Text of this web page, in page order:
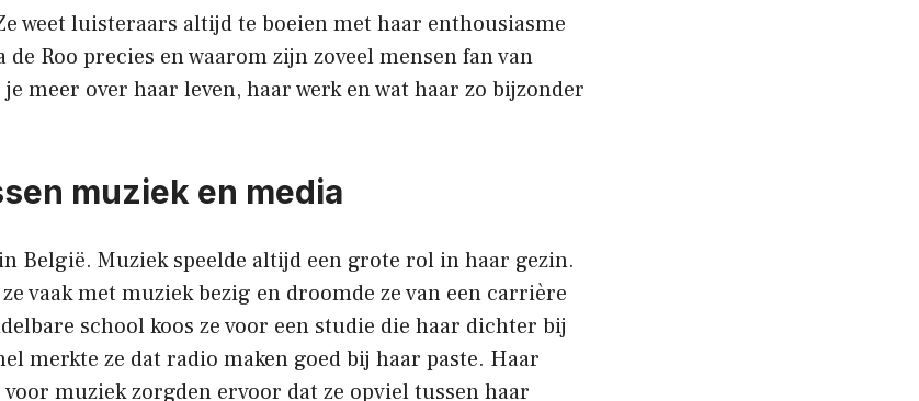
weet luisteraars altijd te boeien met haar enthousiasme
de Roo precies en waarom zijn zoveel mensen fan van
meer over haar leven, haar werk en wat haar zo bijzonder
muziek en media
België. Muziek speelde altijd een grote rol in haar gezin.
vaak met muziek bezig en droomde ze van een carrière
school koos ze voor een studie die haar dichter bij
merkte ze dat radio maken goed bij haar paste. Haar
muziek zorgden ervoor dat ze opviel tussen haar